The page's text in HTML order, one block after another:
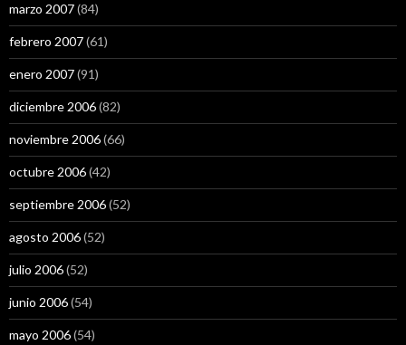
marzo 2007(84)
febrero 2007(61)
enero 2007(91)
diciembre 2006(82)
noviembre 2006(66)
octubre 2006(42)
septiembre 2006(52)
agosto 2006(52)
julio 2006(52)
junio 2006(54)
mayo 2006(54)